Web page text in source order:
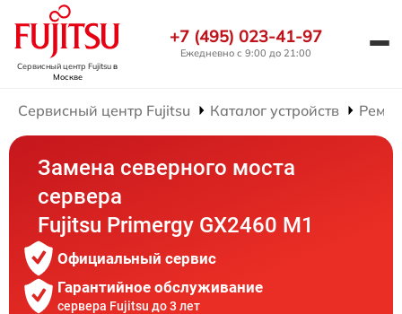
Сервисный центр Fujitsuв
Москве
+7 (495) 023-41-97
Ежедневно с 9:00 до 21:00
Сервисный центр Fujitsu Каталог устройств
Замена северного моста
сервера
Fujitsu Primergy GX2460 M1
Официальный сервис
Гарантийное обслуживание
сервера Fujitsu до 3 лет